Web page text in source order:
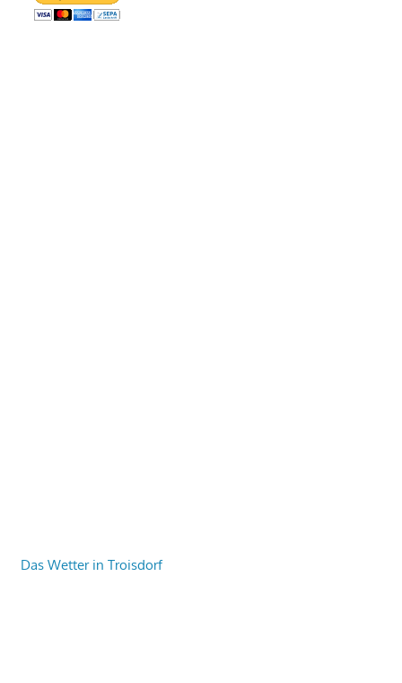
Das Wetter in Troisdorf